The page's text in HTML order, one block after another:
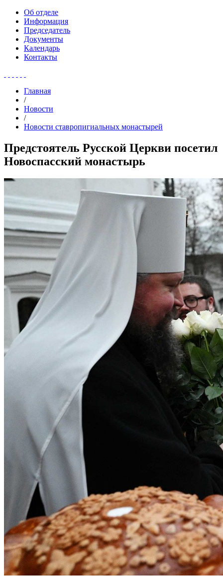
Об отделе
Информация
Председатель
Документы
Календарь
Контакты
Главная
/
Новости
/
Новости ставропигиальных монастырей
Предстоятель Русской Церкви посетил
Новоспасский монастырь